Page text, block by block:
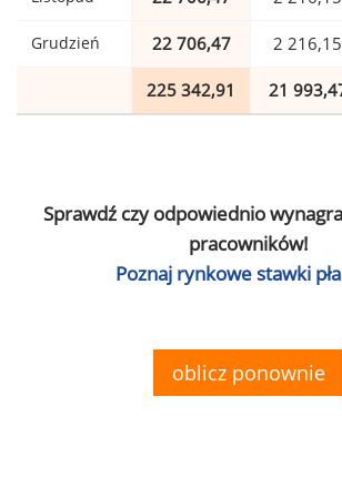
Grudzień 22 706,47 2 216,15
225 342,91 21
Sprawdź czy odpowiednio
pracowników!
Poznaj rynkowe stawki
oblicz ponownie